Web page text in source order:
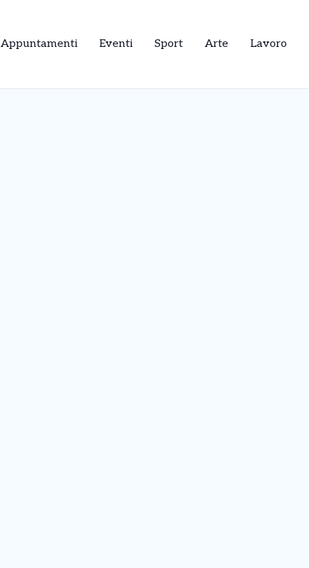
Appuntamenti Eventi Sport Arte Lavoro